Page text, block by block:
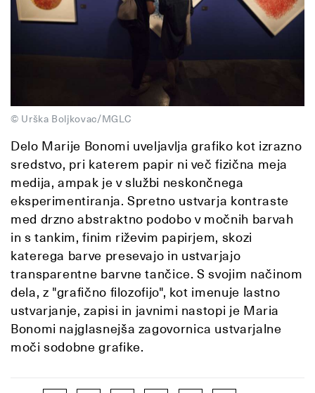
© Urška Boljkovac/MGLC
Delo Marije Bonomi uveljavlja grafiko kot izrazno
sredstvo, pri katerem papir ni več fizična meja
medija, ampak je v službi neskončnega
eksperimentiranja. Spretno ustvarja kontraste
med drzno abstraktno podobo v močnih barvah
in s tankim, finim riževim papirjem, skozi
katerega barve presevajo in ustvarjajo
transparentne barvne tančice. S svojim načinom
dela, z "grafično filozofijo", kot imenuje lastno
ustvarjanje, zapisi in javnimi nastopi je Maria
Bonomi najglasnejša zagovornica ustvarjalne
moči sodobne grafike.